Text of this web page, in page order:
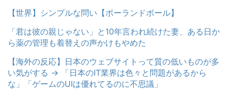
【世界】シンプルな問い【ポーランドボール】
「君は彼の親じゃない」と10年言われ続けた妻、ある日か
ら薬の管理も着替えの声かけもやめた
【海外の反応】日本のウェブサイトって質の低いものが多
い気がする → 「日本のIT業界は色々と問題があるから
な」「ゲームのUIは優れてるのに不思議」